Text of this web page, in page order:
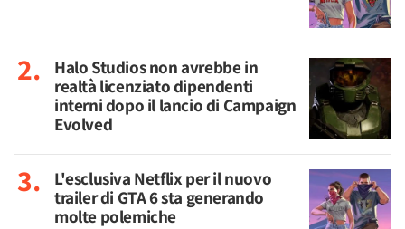
Halo Studios non avrebbe in
realtà licenziato dipendenti
interni dopo il lancio di Campaign
Evolved
L'esclusiva Netflix per il nuovo
trailer di GTA 6 sta generando
molte polemiche